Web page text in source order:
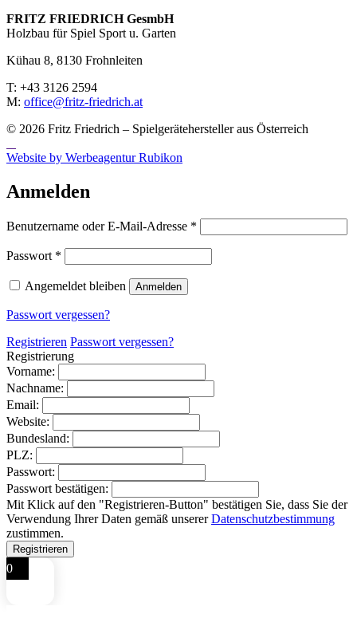
FRITZ FRIED­RICH GesmbH
Holzbau für Spiel Sport u. Garten
Kühau 8, 8130 Frohn­leiten
T: +43 3126 2594
M: office@fritz-fried­rich.at
© 2026 Fritz Friedrich – Spielgerätehersteller aus Österreich
Website by Werbeagentur Rubikon
Anmelden
Benutzername oder E-Mail-Adresse *
Passwort *
Angemeldet bleiben Anmelden
Passwort vergessen?
Registrieren Passwort vergessen?
Registrierung
Vorname:
Nachname:
Email:
Website:
Bundesland:
PLZ:
Passwort:
Passwort bestätigen:
Mit Klick auf den "Registrieren-Button" bestätigen Sie, dass Sie der
Verwendung Ihrer Daten gemäß unsererDatenschutzbestimmung
zustimmen.
0